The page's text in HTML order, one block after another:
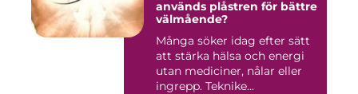
används plåstren för bättre
välmående?
Många söker idag efter sätt
att stärka hälsa och energi
utan mediciner, nålar eller
ingrepp. Teknike...